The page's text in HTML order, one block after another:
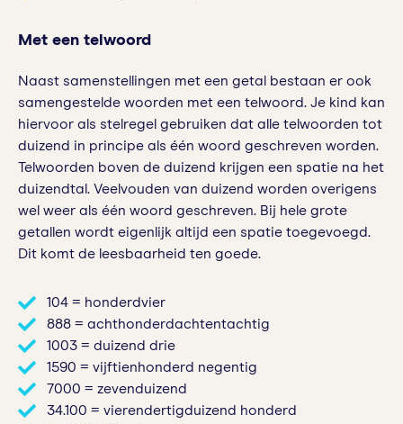
Met een telwoord
Naast samenstellingen met een getal bestaan er ook
samengestelde woorden met een telwoord. Je kind kan
hiervoor als stelregel gebruiken dat alle telwoorden tot
duizend in principe als één woord geschreven worden.
Telwoorden boven de duizend krijgen een spatie na het
duizendtal. Veelvouden van duizend worden overigens
wel weer als één woord geschreven. Bij hele grote
getallen wordt eigenlijk altijd een spatie toegevoegd.
Dit komt de leesbaarheid ten goede.
104 = honderdvier
888 = achthonderdachtentachtig
1003 = duizend drie
1590 = vijftienhonderd negentig
7000 = zevenduizend
34.100 = vierendertigduizend honderd